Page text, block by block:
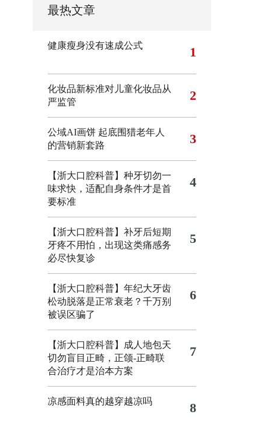
最热文章
健康瘦身没有速成公式 1
化妆品新标准对儿童化妆品从
严监管
2
公域AI画饼 起底围猎老年人
的营销新套路
3
【浙大口腔科普】种牙切勿一
味求快，适配自身条件才是首
要标准
4
【浙大口腔科普】补牙后短期
牙疼不用怕，出现这类痛感务
必尽快复诊
5
【浙大口腔科普】年纪大牙齿
松动脱落是正常衰老？千万别
被误区骗了
6
【浙大口腔科普】成人地包天
切勿盲目正畸，正颌‑正畸联
合治疗才是治本方案
7
凉感面料真的越穿越凉吗 8